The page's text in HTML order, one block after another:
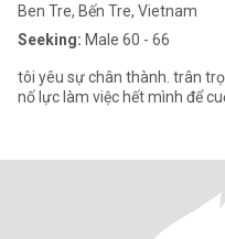
Ben Tre, Bến Tre, Vietnam
Seeking: Male 60 - 66
tôi yêu sự chân thành. trân
nố lực làm việc hết mình để